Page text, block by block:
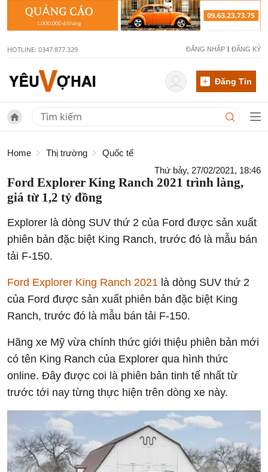
HOTLINE: 0347.877.329 ĐĂNG NHẬP ĐĂNG KÝ
Đăng Tin
Home Thị trường
Quốc tế
Thứ bảy, 27/02/2021, 18:46
Ford Explorer King Ranch 2021 trình làng,
giá từ 1,2 tỷ đồng
Explorer là dòng SUV thứ 2 của Ford được sản xuất
phiên bản đặc biệt King Ranch, trước đó là mẫu bán
tải F-150.
Ford Explorer King Ranch 2021 là dòng SUV thứ 2
của Ford được sản xuất phiên bản đặc biệt King
Ranch, trước đó là mẫu bán tải F-150.
Hãng xe Mỹ vừa chính thức giới thiệu phiên bản mới
có tên King Ranch của Explorer qua hình thức
online. Đây được coi là phiên bản tinh tế nhất từ
trước tới nay từng thực hiện trên dòng xe này.